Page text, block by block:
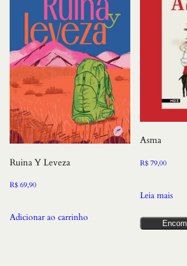
Ruina Y Leveza
R$69,90
Adicionar ao carrinho
Asma
R$79,00
Leia mais